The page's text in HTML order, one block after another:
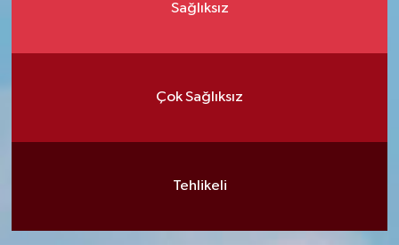
Sağlıksız
Çok Sağlıksız
Tehlikeli